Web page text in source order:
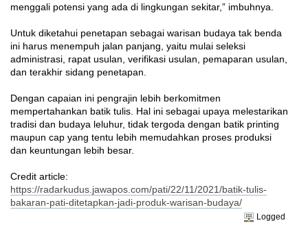
menggali potensi yang ada di lingkungan sekitar,” imbuhnya.
Untuk diketahui penetapan sebagai warisan budaya tak benda
ini harus menempuh jalan panjang, yaitu mulai seleksi
administrasi, rapat usulan, verifikasi usulan, pemaparan usulan,
dan terakhir sidang penetapan.
Dengan capaian ini pengrajin lebih berkomitmen
mempertahankan batik tulis. Hal ini sebagai upaya melestarikan
tradisi dan budaya leluhur, tidak tergoda dengan batik printing
maupun cap yang tentu lebih memudahkan proses produksi
dan keuntungan lebih besar.
Credit article:
https://radarkudus.jawapos.com/pati/22/11/2021/batik-tulis-
bakaran-pati-ditetapkan-jadi-produk-warisan-budaya/
Logged